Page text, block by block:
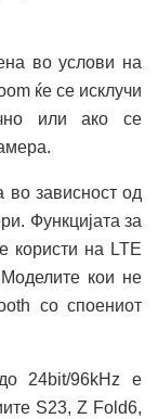
во услови на
ќе се исклучи
или ако се
зависност од
Функцијата за
користи на LTE
кои не
со споениот
24bit/96kHz е
S23, Z Fold6,